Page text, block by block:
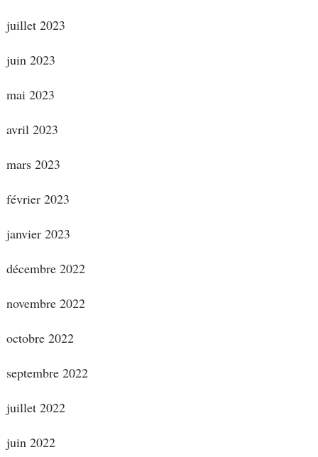
juillet 2023
juin 2023
mai 2023
avril 2023
mars 2023
février 2023
janvier 2023
décembre 2022
novembre 2022
octobre 2022
septembre 2022
juillet 2022
juin 2022